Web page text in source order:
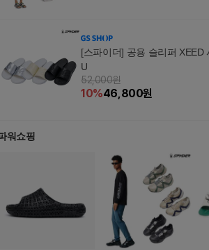
[스파이더] 공용 슬리퍼 XEED
U
52,000원
10%46,800원
워쇼핑